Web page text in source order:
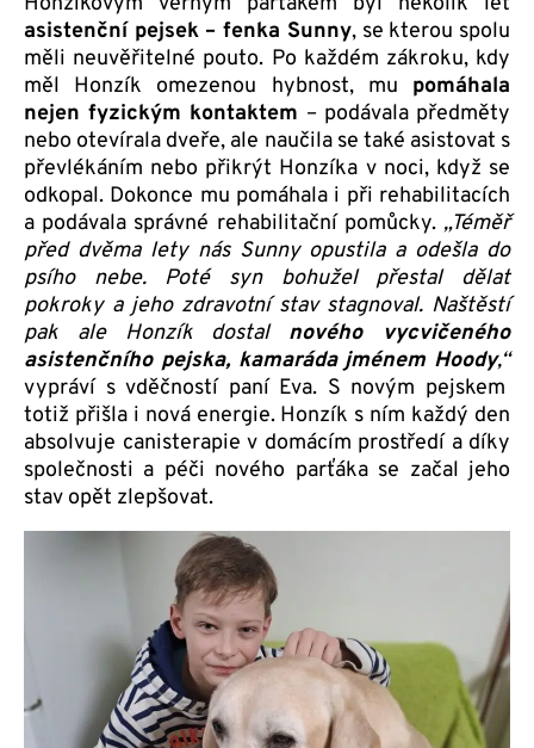
asistenční pejsek – fenka Sunny, se kterou spolu
měli neuvěřitelné pouto. Po každém zákroku, kdy
měl Honzík omezenou hybnost, mu pomáhala
nejen fyzickým kontaktem – podávala předměty
nebo otevírala dveře, ale naučila se také asistovat s
převlékáním nebo přikrýt Honzíka v noci, když se
odkopal. Dokonce mu pomáhala i při rehabilitacích
a podávala správné rehabilitační pomůcky. „Téměř
před dvěma lety nás Sunny opustila a odešla do
psího nebe. Poté syn bohužel přestal dělat
pokroky a jeho zdravotní stav stagnoval. Naštěstí
pak ale Honzík dostal nového vycvičeného
asistenčního pejska, kamaráda jménem Hoody,“
vypráví s vděčností paní Eva. S novým pejskem
totiž přišla i nová energie. Honzík s ním každý den
absolvuje canisterapie v domácím prostředí a díky
společnosti a péči nového parťáka se začal jeho
stav opět zlepšovat.